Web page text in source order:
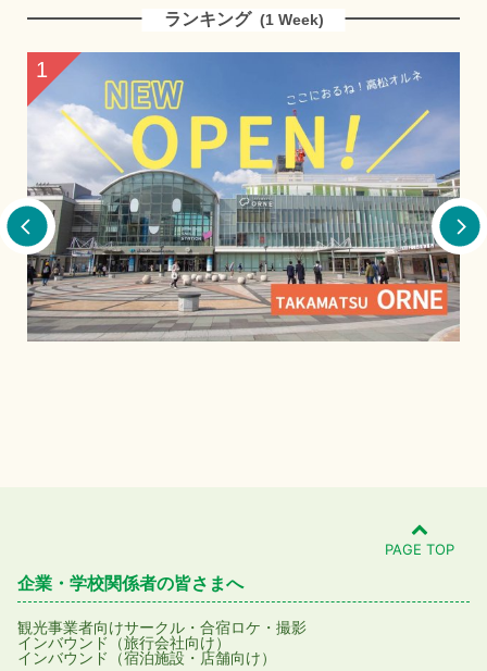
ランキング (1 Week)
PAGE TOP
企業・学校関係者の皆さまへ
観光事業者向けサークル・合宿ロケ・撮影
インバウンド（旅行会社向け）
インバウンド（宿泊施設・店舗向け）